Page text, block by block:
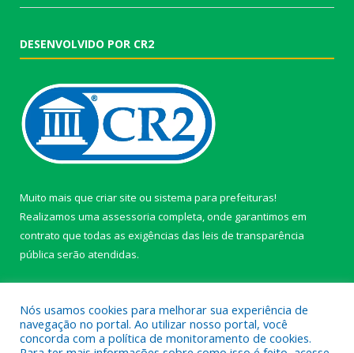
DESENVOLVIDO POR CR2
Muito mais que criar site ou sistema para prefeituras!
Realizamos uma assessoria completa, onde garantimos em
contrato que todas as exigências das leis de transparência
pública serão atendidas.
Nós usamos cookies para melhorar sua experiência de
navegação no portal. Ao utilizar nosso portal, você
concorda com a política de monitoramento de cookies.